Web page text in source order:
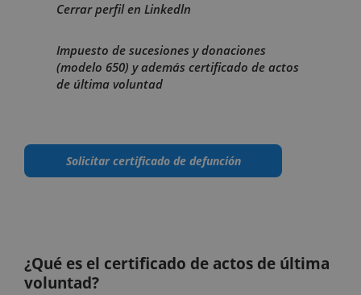
Cerrar perfil en Linkedln
Impuesto de sucesiones y donaciones
(modelo 650) y además certificado de actos
de última voluntad
Solicitar certificado de defunción
¿Qué es el certificado de actos de última
voluntad?